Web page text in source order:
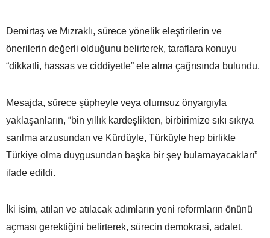
Demirtaş ve Mızraklı, sürece yönelik eleştirilerin ve
önerilerin değerli olduğunu belirterek, taraflara konuyu
“dikkatli, hassas ve ciddiyetle” ele alma çağrısında bulundu.
Mesajda, sürece şüpheyle veya olumsuz önyargıyla
yaklaşanların, “bin yıllık kardeşlikten, birbirimize sıkı sıkıya
sarılma arzusundan ve Kürdüyle, Türküyle hep birlikte
Türkiye olma duygusundan başka bir şey bulamayacakları”
ifade edildi.
İki isim, atılan ve atılacak adımların yeni reformların önünü
açması gerektiğini belirterek, sürecin demokrasi, adalet,